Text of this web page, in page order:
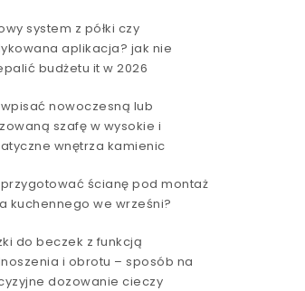
system z półki czy
aplikacja? jak nie
budżetu it w 2026
nowoczesną lub
szafę w wysokie i
wnętrza kamienic
ścianę pod montaż
kuchennego we wrześni?
do beczek z funkcją
i obrotu – sposób na
dozowanie cieczy